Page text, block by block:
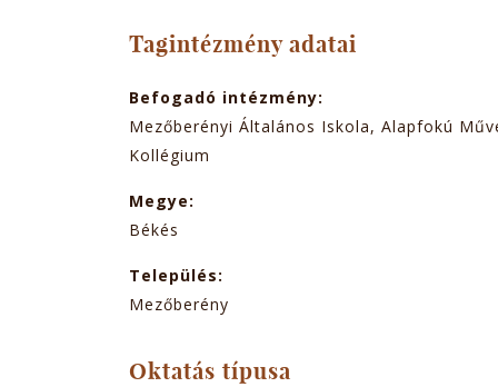
TABOK
Tagintézmény adatai
Befogadó intézmény:
Mezőberényi Általános Iskola, Alapfokú
Kollégium
Megye:
Békés
Település:
Mezőberény
Oktatás típusa